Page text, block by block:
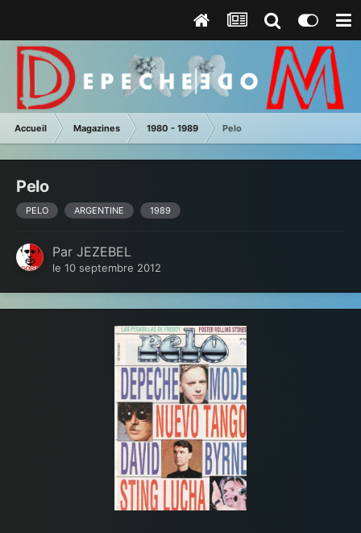
Accueil Magazines 1980 - 1989 Pelo
Pelo
PELO ARGENTINE 1989
Par JEZEBEL
le 10 septembre 2012